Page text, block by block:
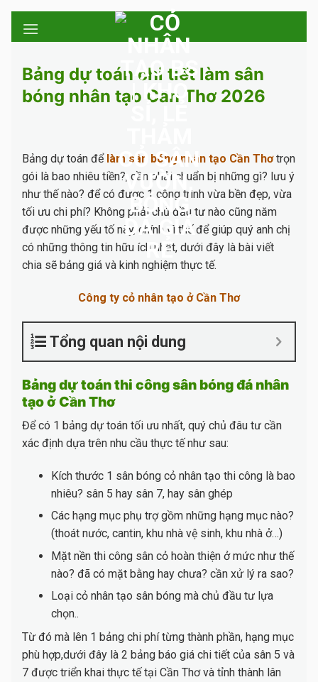
Bảng dự toán chi tiết làm sân
bóng nhân tạo Cần Thơ 2026
Bảng dự toán để làm sân bóng nhân tạo Cần Thơtrọn
gói là bao nhiêu tiền?, cần phải chuẩn bị những gì? lưu ý
như thế nào? để có được 1 công trình vừa bền đẹp, vừa
tối ưu chi phí? Không phải chủ đầu tư nào cũng năm
được những yếu tố này, chính vì thế để giúp quý anh chị
có những thông tin hữu ích nhất, dưới đây là bài viết
chia sẽ bảng giá và kinh nghiệm thực tế.
Công ty cỏ nhân tạo ở Cần Thơ
Tổng quan nội dung
Bảng dự toán thi công sân bóng đá nhân
tạo ở Cần Thơ
Để có 1 bảng dự toán tối ưu nhất, quý chủ đâu tư cần
xác định dựa trên nhu cầu thực tế như sau:
Kích thước 1 sân bóng cỏ nhân tạo thi công là bao
nhiêu? sân 5 hay sân 7, hay sân ghép
Các hạng mục phụ trợ gồm những hạng mục nào?
(thoát nước, cantin, khu nhà vệ sinh, khu nhà ở…)
Mặt nền thi công sân cỏ hoàn thiện ở mức như thế
nào? đã có mặt bằng hay chưa? cần xử lý ra sao?
Loại cỏ nhân tạo sân bóng mà chủ đầu tư lựa
chọn..
Từ đó mà lên 1 bảng chi phí từng thành phần, hạng mục
phù hợp,dưới đây là 2 bảng báo giá chi tiết của sân 5 và
7 được triển khai thực tế tại Cần Thơ và tỉnh thành lân